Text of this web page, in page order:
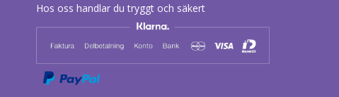
Hos oss handlar du tryggt och säkert